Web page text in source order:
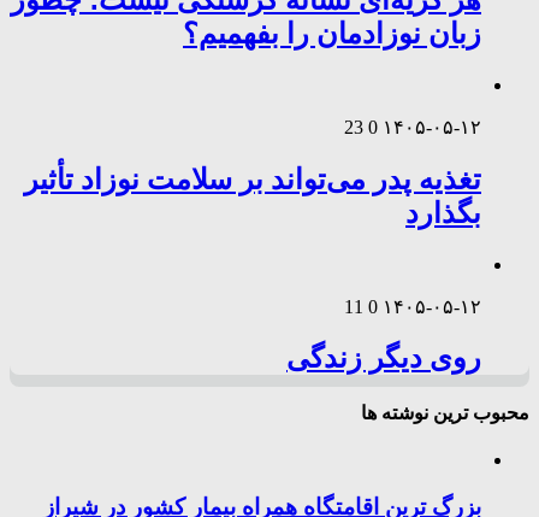
زبان نوزادمان را بفهمیم؟
۱۴۰۵-۰۵-۱۲ 0
23
تغذیه پدر می‌تواند بر سلامت نوزاد تأثیر
بگذارد
۱۴۰۵-۰۵-۱۲ 0
11
روی دیگر زندگی
محبوب ترین نوشته ها
بزرگ ترین اقامتگاه همراه بیمار کشور در شیراز